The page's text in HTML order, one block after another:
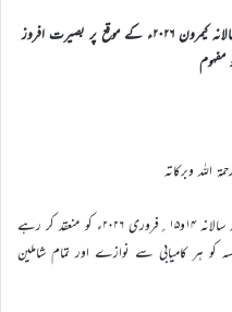
حضور انور ایدہ اللہ تعالیٰ بنصرہ العزیزکے جلسہ سالانہ کیمرون ۲۰۲۶ء کے موقع پر بصیرت افروز
مفہوم
اللہ وبرکاتہ
مجھے بہت خوشی ہے کہ آپ اپنا بارھواں جلسہ سالانہ ۱۴و۱۵؍فروری ۲۰۲۶ء کو منعقد کر رہے
ہر کامیابی سے نوازے اور تمام شاملین